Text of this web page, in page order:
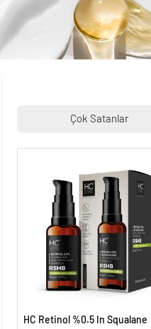
Çok Satanlar
HC Retinol %0.5 In Squalane